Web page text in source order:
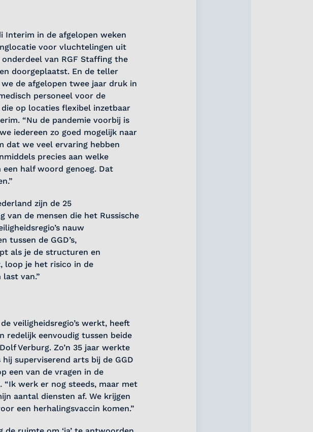
Interim in de afgelopen weken
voor vluchtelingen uit
van RGF Staffing the
doorgeplaatst. En de teller
we de afgelopen twee jaar druk in
personeel voor de
op locaties flexibel inzetbaar
. “Nu de pandemie voorbij is
iedereen zo goed mogelijk naar
dat we veel ervaring hebben
precies aan welke
half woord genoeg. Dat
zijn de 25
van de mensen die het Russische
nauw
tussen de GGD’s,
als je de structuren en
loop je het risico in de
van.”
veiligheidsregio’s werkt, heeft
redelijk eenvoudig tussen beide
Verburg. Zo’n 35 jaar werkte
superviserend arts bij de GGD
een van de vragen in de
werk er nog steeds, maar met
aantal diensten af. We krijgen
een herhalingsvaccin komen.”